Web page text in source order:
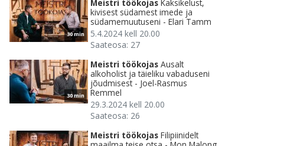
30 min
Meistri töökojas Kaksikelust,
kivisest südamest imede ja
südamemuutuseni - Elari Tamm
5.4.2024 kell 20.00
Saateosa: 27
30 min
Meistri töökojas Ausalt
alkoholist ja täieliku vabaduseni
jõudmisest - Joel-Rasmus
Remmel
29.3.2024 kell 20.00
Saateosa: 26
Meistri töökojas Filipiinidelt